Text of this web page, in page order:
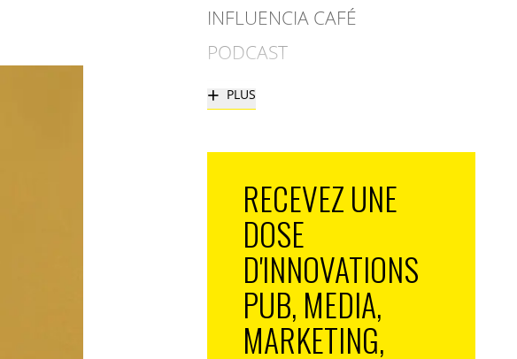
INFLUENCIA CAFÉ
PODCAST
+ PLUS
RECEVEZ UNE
DOSE
D'INNOVATIONS
PUB, MEDIA,
MARKETING,